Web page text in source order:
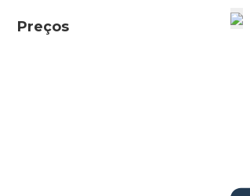
Preços